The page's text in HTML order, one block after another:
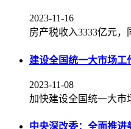
2023-11-16
房产税收入3333亿元，
建设全国统一大市场工
2023-11-08
加快建设全国统一大市
中央深改委：全面推进